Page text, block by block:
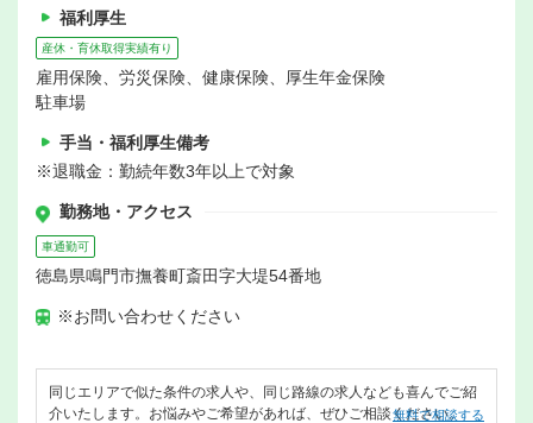
福利厚生
産休・育休取得実績有り
雇用保険、労災保険、健康保険、厚生年金保険
駐車場
手当・福利厚生備考
※退職金：勤続年数3年以上で対象
勤務地・アクセス
車通勤可
徳島県鳴門市撫養町斎田字大堤54番地
※お問い合わせください
同じエリアで似た条件の求人や、同じ路線の求人なども喜んでご紹
介いたします。お悩みやご希望があれば、ぜひご相談ください。
無料で相談する